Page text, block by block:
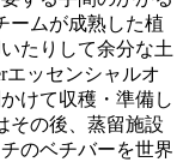
ームが成熟した植
たりして余分な土
エッセンシャルオ
けて収穫・準備し
その後、蒸留施設
のベチバーを世界